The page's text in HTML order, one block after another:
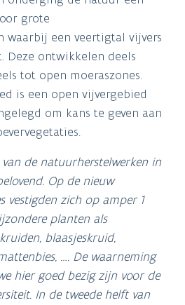
grote
waarbij een veertigtal vijvers
Deze ontwikkelen deels
tot open moeraszones.
is een open vijvergebied
om kans te geven aan
van de natuurherstelwerken in
Op de nieuw
vestigden zich op amper 1
planten als
blaasjeskruid,
…. De waarneming
hier goed bezig zijn voor de
In de tweede helft van